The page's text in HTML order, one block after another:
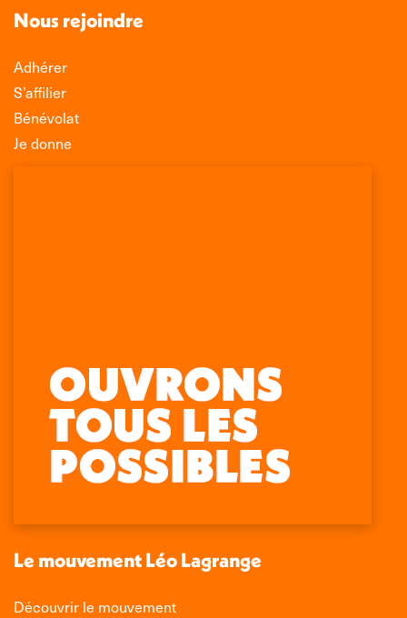
Nous rejoindre
Adhérer
S’affilier
Bénévolat
Je donne
Retrouvez-nous sur :
Facebook
s'ouvre
une
fenêtre
La
page
X
s'ouvre
une
fenêtre
La
page
LinkedIn
s'ouvre
une
fenêtre
La
page
Instagram
s'ouvre
une
nouvelle
fenêtre
Le mouvement Léo Lagrange
Découvrir le mouvement